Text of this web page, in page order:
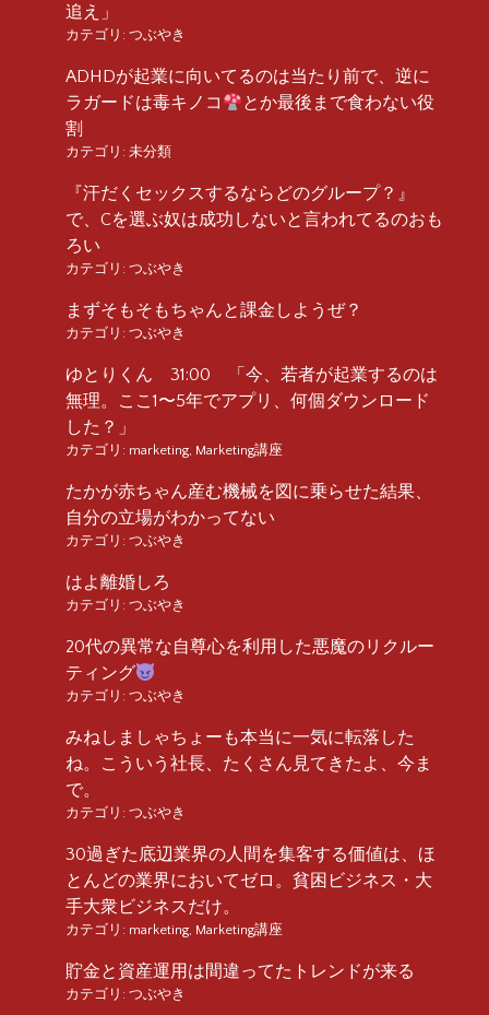
追え」
カテゴリ: つぶやき
ADHDが起業に向いてるのは当たり前で、逆に
ラガードは毒キノコ
とか最後まで食わない役
割
カテゴリ: 未分類
『汗だくセックスするならどのグループ？』
で、Cを選ぶ奴は成功しないと言われてるのおも
ろい
カテゴリ: つぶやき
まずそもそもちゃんと課金しようぜ？
カテゴリ: つぶやき
ゆとりくん 31:00 「今、若者が起業するのは
無理。ここ1〜5年でアプリ、何個ダウンロード
した？」
カテゴリ: marketing, Marketing講座
たかが赤ちゃん産む機械を図に乗らせた結果、
自分の立場がわかってない
カテゴリ: つぶやき
はよ離婚しろ
カテゴリ: つぶやき
20代の異常な自尊心を利用した悪魔のリクルー
ティング
カテゴリ: つぶやき
みねしましゃちょーも本当に一気に転落した
ね。こういう社長、たくさん見てきたよ、今ま
で。
カテゴリ: つぶやき
30過ぎた底辺業界の人間を集客する価値は、ほ
とんどの業界においてゼロ。貧困ビジネス・大
手大衆ビジネスだけ。
カテゴリ: marketing, Marketing講座
貯金と資産運用は間違ってたトレンドが来る
カテゴリ: つぶやき